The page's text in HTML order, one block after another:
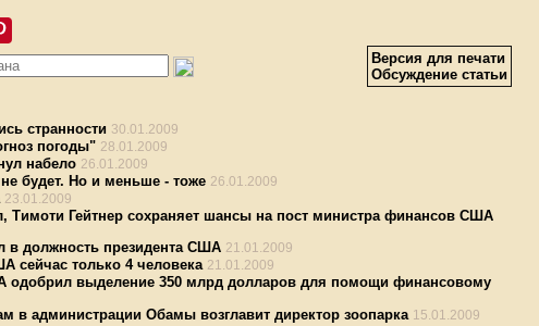
Версия для печати
Обсуждение статьи
странности 30.01.2009
погоды" 28.01.2009
набело 26.01.2009
будет. Но и меньше - тоже 26.01.2009
23.01.2009
Тимоти Гейтнер сохраняет шансы на пост министра финансов США
в должность президента США 21.01.2009
сейчас только 4 человека 21.01.2009
одобрил выделение 350 млрд долларов для помощи финансовому
в администрации Обамы возглавит директор зоопарка 15.01.2009